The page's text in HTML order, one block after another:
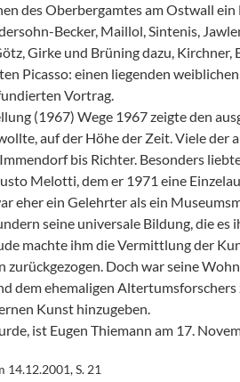
des Oberbergamtes am Ostwall
Becker, Maillol, Sintenis,
Girke und Brüning dazu,
Picasso: einen liegenden
Vortrag.
(1967) Wege 1967 zeigte den
auf der Höhe der Zeit. Viele
bis Richter. Besonders
Melotti, dem er 1971 eine
eher ein Gelehrter als ein
seine universale Bildung, die es
machte ihm die Vermittlung der
Doch war seine
dem ehemaligen
Kunst hinzugeben.
ist Eugen Thiemann am 17.
S. 21